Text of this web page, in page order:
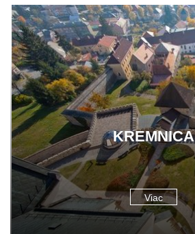
KREMNICA
Viac